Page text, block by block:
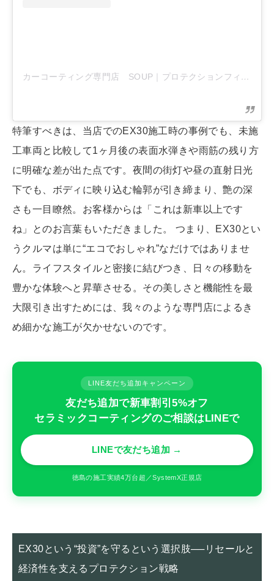
カーコーティング専門店 SOUP｜プロテクションフィルム専門店
特筆すべきは、当店でのEX30施工時の事例でも、未施
工車両と比較して1ヶ月後の表面水弾きや雨筋の残り方
に明確な差が出た点です。夜間の街灯や昼の直射日光
下でも、ボディに映り込む輪郭が引き締まり、艶の深
さも一目瞭然。お客様からは「これは新車以上です
ね」とのお言葉もいただきました。 つまり、EX30とい
うクルマは単に“エコでおしゃれ”なだけではありませ
ん。ライフスタイルと密接に結びつき、日々の移動を
豊かな体験へと昇華させる。その美しさと機能性を最
大限引き出すためには、我々のような専門店によるき
め細かな施工が欠かせないのです。
LINE友だち追加キャンペーン
友だち追加で新車割引5%オフ
セラミックコーティングのご相談はLINEで
LINEで友だち追加 →
徳島の施工実績4万台超／SystemX正規店
EX30という“投資”を守るという選択肢──リセールと
経済性を支えるプロテクション戦略